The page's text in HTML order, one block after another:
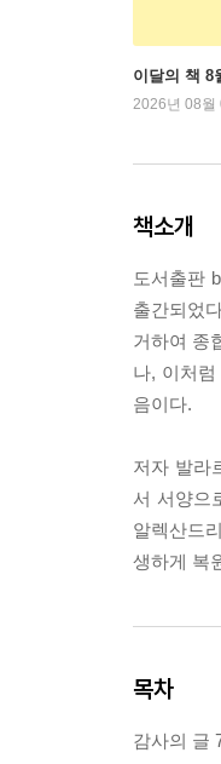
이달의 책 8
2026년 08월
책소개
도서출판
출간되었
거하여 종
나, 이처
음이다.
저자 발라
서 서양으
알렉산드
생하게 복
목차
감사의 글